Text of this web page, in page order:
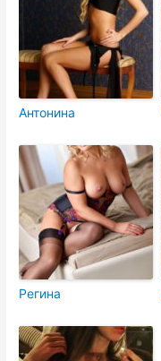
Антонина
Регина